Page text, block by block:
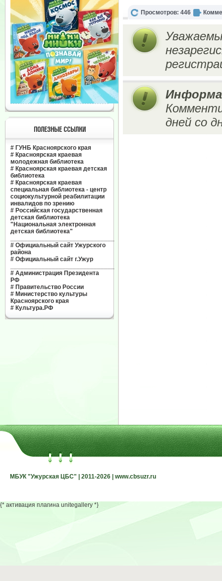
ПОЛЕЗНЫЕ ССЫЛКИ
# ГУНБ Красноярского края
# Красноярская краевая
молодежная библиотека
# Красноярская краевая детская
библиотека
# Красноярская краевая
специальная библиотека - центр
социокультурной реабилитации
инвалидов по зрению
# Российская государственная
детская библиотека
"Национальная электронная
детская библиотека"
# Официальный сайт Ужурского
района
# Официальный сайт г.Ужур
# Администрация Президента
РФ
# Правительство России
# Министерство культуры
Красноярского края
# Культура.РФ
Просмотров: 446
дней со
МБУК "Ужурская ЦБС" | 2011-2026 | www.cbsuzr.ru
МБУК "Ужурская ЦБС" | 2011-2026 | www.cbsuzr.ru
{* активация плагина unitegallery *}